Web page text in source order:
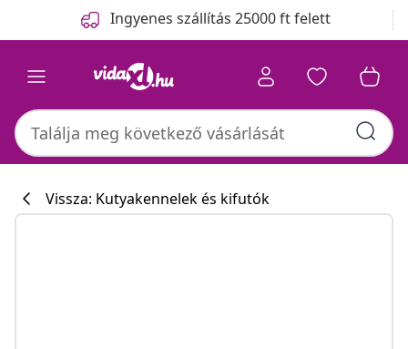
Ingyenes szállítás 25000 ft felett
Vissza: Kutyakennelek és kifutók